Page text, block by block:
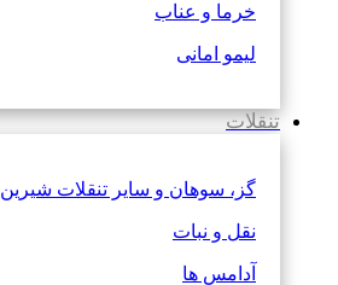
خرما و عناب
لیمو امانی
تنقلات
گز، سوهان و سایر تنقلات شیرین
نقل و نبات
آدامس ها